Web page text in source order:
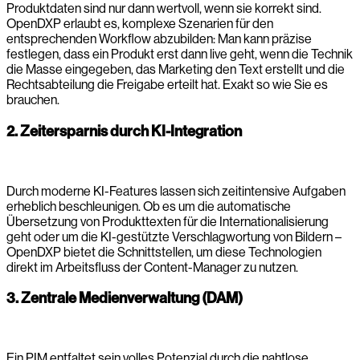
Produktdaten sind nur dann wertvoll, wenn sie korrekt sind.
OpenDXP erlaubt es, komplexe Szenarien für den
entsprechenden Workflow abzubilden: Man kann präzise
festlegen, dass ein Produkt erst dann live geht, wenn die Technik
die Masse eingegeben, das Marketing den Text erstellt und die
Rechtsabteilung die Freigabe erteilt hat. Exakt so wie Sie es
brauchen.
2. Zeitersparnis durch KI-Integration
Durch moderne KI-Features lassen sich zeitintensive Aufgaben
erheblich beschleunigen. Ob es um die automatische
Übersetzung von Produkttexten für die Internationalisierung
geht oder um die KI-gestützte Verschlagwortung von Bildern –
OpenDXP bietet die Schnittstellen, um diese Technologien
direkt im Arbeitsfluss der Content-Manager zu nutzen.
3. Zentrale Medienverwaltung (DAM)